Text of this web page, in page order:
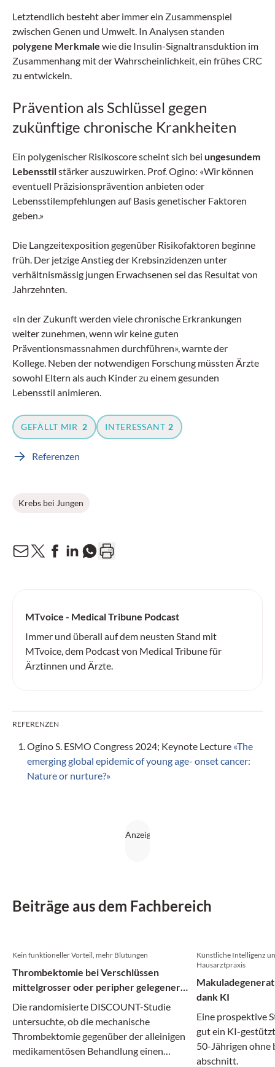
Letztendlich besteht aber immer ein Zusammenspiel
zwischen Genen und Umwelt. In Analysen standen
polygene Merkmale wie die Insulin-Signaltransduktion im
Zusammenhang mit der Wahrscheinlichkeit, ein frühes CRC
zu entwickeln.
Prävention als Schlüssel gegen
zukünftige chronische Krankheiten
Ein polygenischer Risikoscore scheint sich bei ungesundem
Lebensstilstärker auszuwirken. Prof. Ogino: «Wir können
eventuell Präzisionsprävention anbieten oder
Lebensstilempfehlungen auf Basis genetischer Faktoren
geben.»
Die Langzeitexposition gegenüber Risikofaktoren beginne
früh. Der jetzige Anstieg der Krebsinzidenzen unter
verhältnismässig jungen Erwachsenen sei das Resultat von
Jahrzehnten.
«In der Zukunft werden viele chronische Erkrankungen
weiter zunehmen, wenn wir keine guten
Präventionsmassnahmen durchführen», warnte der
Kollege. Neben der notwendigen Forschung müssten Ärzte
sowohl Eltern als auch Kinder zu einem gesunden
Lebensstil animieren.
GEFÄLLT MIR 2 INTERESSANT 2
Referenzen
Krebs bei Jungen
MTvoice - Medical Tribune Podcast
Immer und überall auf dem neusten Stand mit
MTvoice, dem Podcast von Medical Tribune für
Ärztinnen und Ärzte.
REFERENZEN
Ogino S. ESMO Congress 2024; Keynote Lecture «The
emerging global epidemic of young age- onset cancer:
Nature or nurture?»
Beiträge aus dem Fachbereich
Kein funktioneller Vorteil, mehr Blutungen
Thrombektomie bei Verschlüssen
mittelgrosser oder peripher gelegener
Hirnarterien
Die randomisierte DISCOUNT-Studie
untersuchte, ob die mechanische
Thrombektomie gegenüber der alleinigen
medikamentösen Behandlung einen
Künstliche Intelligenz
Hausarztpraxis
dank KI
Eine prospektive
gut ein KI-
50-Jährigen ohne
abschnitt.